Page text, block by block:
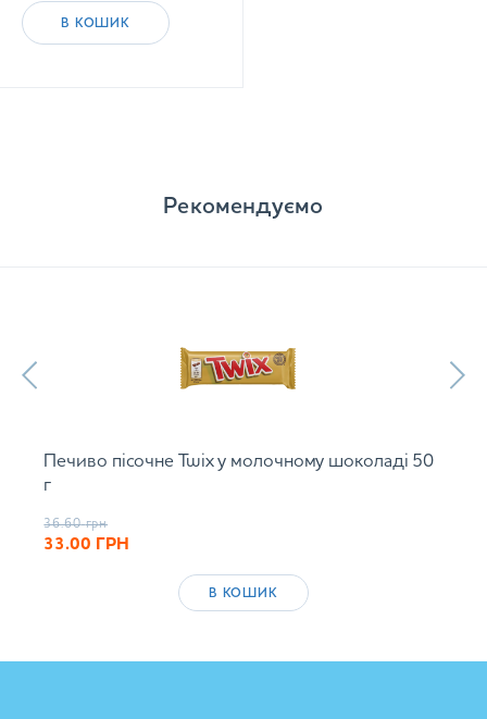
В КОШИК
Рекомендуємо
Печиво пісочне Twix у молочному шоколаді 50
г
36.60 грн
33.00 ГРН
В КОШИК